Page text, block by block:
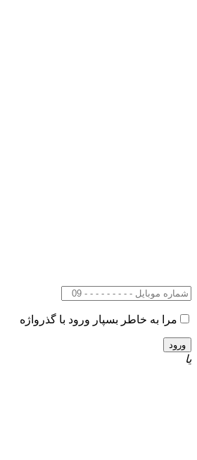
مرا به خاطر بسپار ورود با گذرواژه
یا